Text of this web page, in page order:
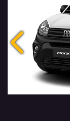
Anterior